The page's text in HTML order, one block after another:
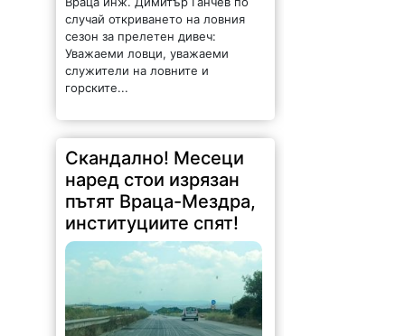
случай откриването на ловния
сезон за прелетен дивеч:
Уважаеми ловци, уважаеми
служители на ловните и
горските...
Скандално! Месеци
наред стои изрязан
пътят Враца-Мездра,
институциите спят!